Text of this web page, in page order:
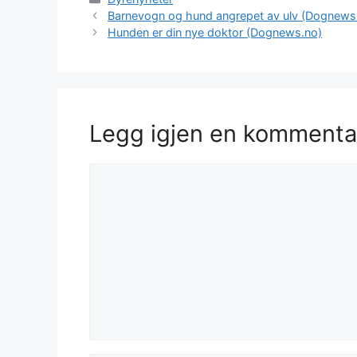
Barnevogn og hund angrepet av ulv
Hunden er din nye doktor (Dognews.no)
Legg igjen en